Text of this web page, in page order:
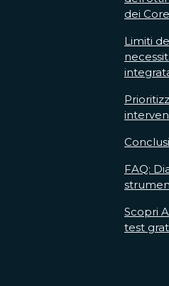
dei
Limiti
FAQ:
Scopri
test